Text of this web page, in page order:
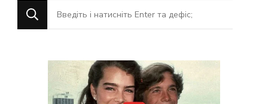
Шукаєте
щось?